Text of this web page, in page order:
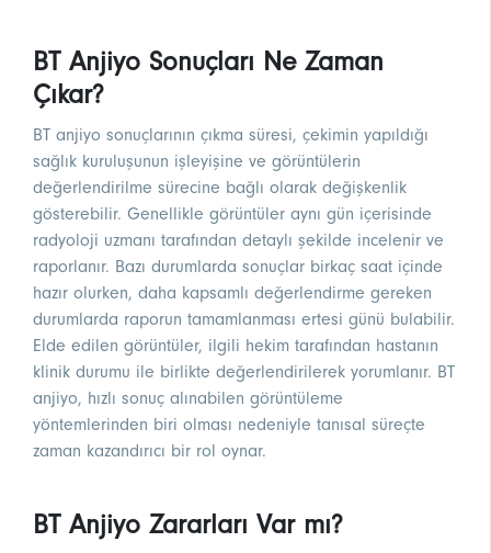
BT Anjiyo Sonuçları Ne Zaman
Çıkar?
BT anjiyo sonuçlarının çıkma süresi, çekimin yapıldığı
sağlık kuruluşunun işleyişine ve görüntülerin
değerlendirilme sürecine bağlı olarak değişkenlik
gösterebilir. Genellikle görüntüler aynı gün içerisinde
radyoloji uzmanı tarafından detaylı şekilde incelenir ve
raporlanır. Bazı durumlarda sonuçlar birkaç saat içinde
hazır olurken, daha kapsamlı değerlendirme gereken
durumlarda raporun tamamlanması ertesi günü bulabilir.
Elde edilen görüntüler, ilgili hekim tarafından hastanın
klinik durumu ile birlikte değerlendirilerek yorumlanır. BT
anjiyo, hızlı sonuç alınabilen görüntüleme
yöntemlerinden biri olması nedeniyle tanısal süreçte
zaman kazandırıcı bir rol oynar.
BT Anjiyo Zararları Var mı?